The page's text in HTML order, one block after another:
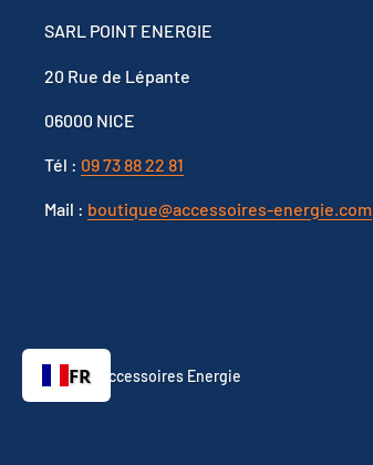
SARL POINT ENERGIE
20 Rue de Lépante
06000 NICE
Tél : 09 73 88 22 81
Mail : boutique@accessoires-energie.com
© 2026 Accessoires Energie
FR